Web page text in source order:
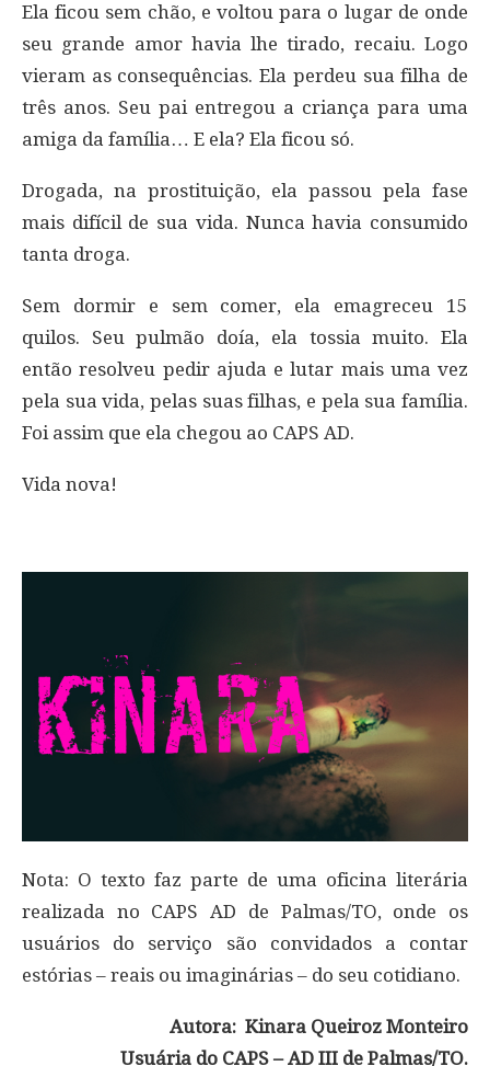
Ela ficou sem chão, e voltou para o lugar de onde
seu grande amor havia lhe tirado, recaiu. Logo
vieram as consequências. Ela perdeu sua filha de
três anos. Seu pai entregou a criança para uma
amiga da família… E ela? Ela ficou só.
Drogada, na prostituição, ela passou pela fase
mais difícil de sua vida. Nunca havia consumido
tanta droga.
Sem dormir e sem comer, ela emagreceu 15
quilos. Seu pulmão doía, ela tossia muito. Ela
então resolveu pedir ajuda e lutar mais uma vez
pela sua vida, pelas suas filhas, e pela sua família.
Foi assim que ela chegou ao CAPS AD.
Vida nova!
Nota: O texto faz parte de uma oficina literária
realizada no CAPS AD de Palmas/TO, onde os
usuários do serviço são convidados a contar
estórias – reais ou imaginárias – do seu cotidiano.
Autora: Kinara Queiroz Monteiro
Usuária do CAPS – AD III de Palmas/TO.